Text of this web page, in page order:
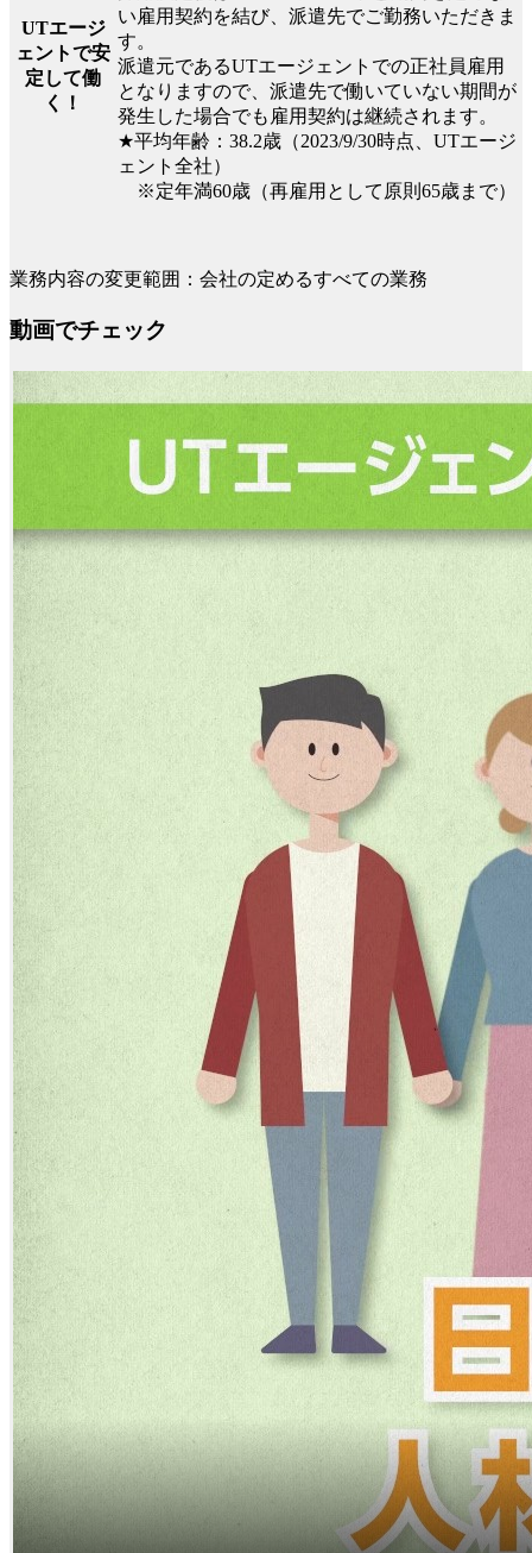
UTエージ
ェントで安
定して働
く！
い雇用契約を結び、派遣先でご勤務いただきま
す。
派遣元であるUTエージェントでの正社員雇用
となりますので、派遣先で働いていない期間が
発生した場合でも雇用契約は継続されます。
★平均年齢：38.2歳（2023/9/30時点、UTエージ
ェント全社）
※定年満60歳（再雇用として原則65歳まで）
業務内容の変更範囲：会社の定めるすべての業務
動画でチェック